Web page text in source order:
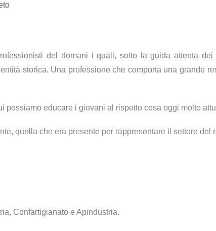
del domani i quali, sotto la guida attenta
storica. Una professione che comporta una grande
possiamo educare i giovani al rispetto cosa oggi molto
quella che era presente per rappresentare il settore del
Confartigianato e Apindustria.